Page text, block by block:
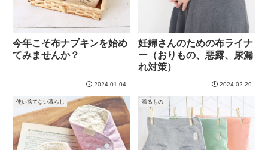
今年こそ布ナプキンを始め
てみませんか？
2024.01.04
妊婦さんのための布ライナ
ー（おりもの、悪露、尿漏
れ対策）
2024.02.29
使い捨てない暮らし 着るもの